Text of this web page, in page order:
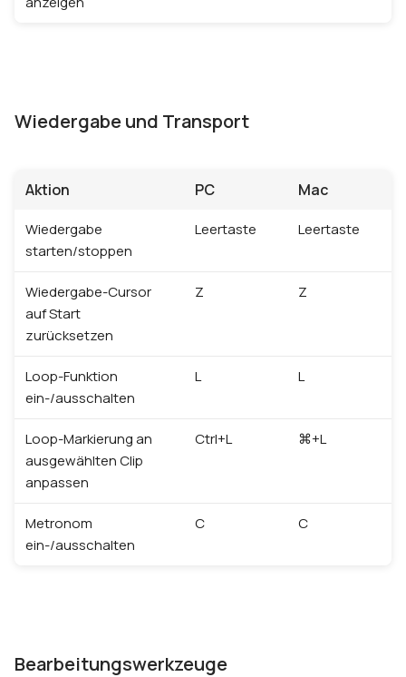
Wiedergabe und Transport
Aktion PC Mac
Wiedergabe
starten/stoppen
Leertaste Leertaste
Wiedergabe-Cursor
auf Start
zurücksetzen
Z Z
Loop-Funktion
ein-/ausschalten
L L
Loop-Markierung an
ausgewählten Clip
anpassen
Ctrl+L ⌘+L
Metronom
ein-/ausschalten
C C
Bearbeitungswerkzeuge